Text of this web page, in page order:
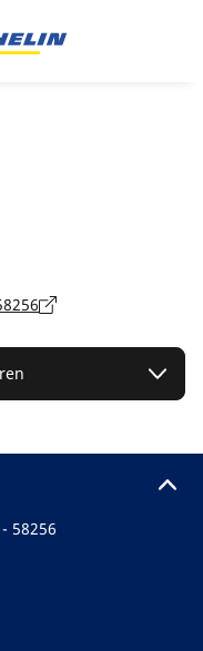
- 58256